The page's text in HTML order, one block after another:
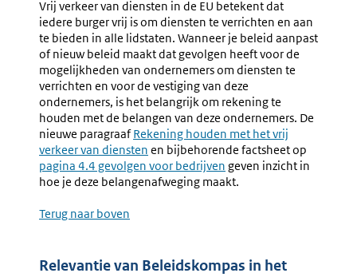
Vrij verkeer van diensten in de EU betekent dat
iedere burger vrij is om diensten te verrichten en aan
te bieden in alle lidstaten. Wanneer je beleid aanpast
of nieuw beleid maakt dat gevolgen heeft voor de
mogelijkheden van ondernemers om diensten te
verrichten en voor de vestiging van deze
ondernemers, is het belangrijk om rekening te
houden met de belangen van deze ondernemers. De
nieuwe paragraafRekening houden met het vrij
verkeer van diensten en bijbehorende factsheet op
pagina 4.4 gevolgen voor bedrijven geven inzicht in
hoe je deze belangenafweging maakt.
Terug naar boven
Relevantie van Beleidskompas in het